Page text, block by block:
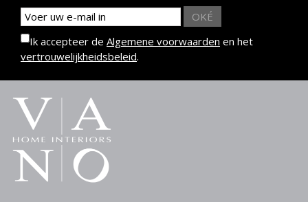
OKÉ
Ik accepteer de Algemene voorwaarden en het
vertrouwelijkheidsbeleid.